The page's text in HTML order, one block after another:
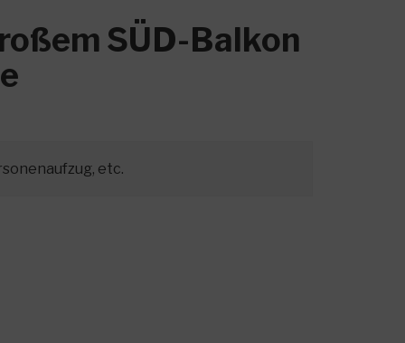
SÜD-Balkon
etc.